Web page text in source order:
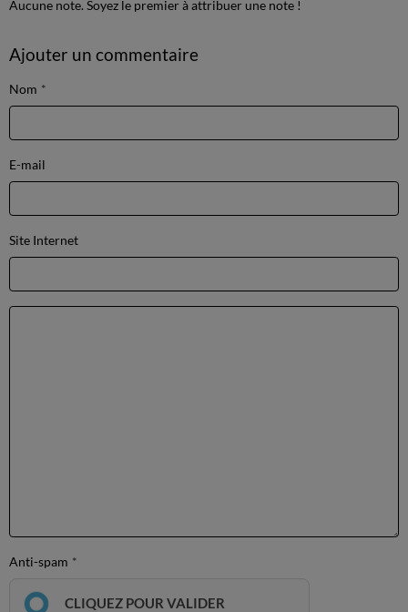
Aucune note. Soyez le premier à attribuer une note !
Ajouter un commentaire
Nom
E-mail
Site Internet
Anti-spam
CLIQUEZ POUR VALIDER